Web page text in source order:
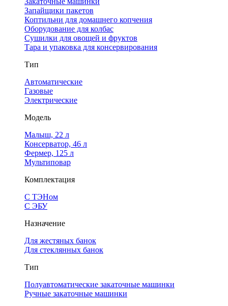
Запайщики пакетов
Коптильни для домашнего копчения
Оборудование для колбас
Сушилки для овощей и фруктов
Тара и упаковка для консервирования
Тип
Автоматические
Газовые
Электрические
Модель
Малыш, 22 л
Консерватор, 46 л
Фермер, 125 л
Мультиповар
Комплектация
С ТЭНом
С ЭБУ
Назначение
Для жестяных банок
Для стеклянных банок
Тип
Полуавтоматические закаточные машинки
Ручные закаточные машинки